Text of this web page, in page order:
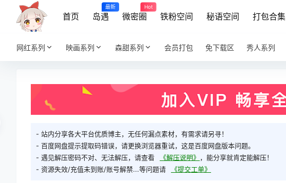
首页 岛遇
最新
微密圈
Hot
铁粉空间 秘语空间 打包合集
网红系列 映画系列 森甜系列 会员打包 免下载区 秀人系列
- 站内分享各大平台优质博主，无任何漏点素材，有需求请另寻！
- 百度网盘提示提取码错误，请更换浏览器重试，这是百度网盘版本问题。
- 遇见解压密码不对、无法解压，请查看
《解压说明》 ，能分享就肯定能解压！
- 资源失效/充值未到账/账号解禁...等问题请
《提交工单》